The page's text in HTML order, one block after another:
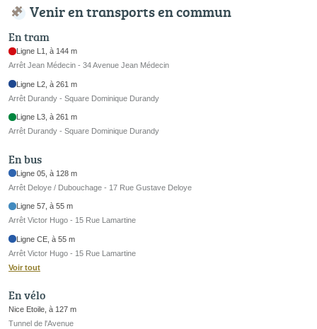
Venir en transports en commun
En tram
Ligne L1, à 144 m
Arrêt Jean Médecin - 34 Avenue Jean Médecin
Ligne L2, à 261 m
Arrêt Durandy - Square Dominique Durandy
Ligne L3, à 261 m
Arrêt Durandy - Square Dominique Durandy
En bus
Ligne 05, à 128 m
Arrêt Deloye / Dubouchage - 17 Rue Gustave Deloye
Ligne 57, à 55 m
Arrêt Victor Hugo - 15 Rue Lamartine
Ligne CE, à 55 m
Arrêt Victor Hugo - 15 Rue Lamartine
Voir tout
En vélo
Nice Etoile, à 127 m
Tunnel de l'Avenue